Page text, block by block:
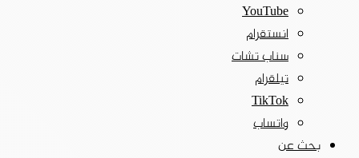
‫YouTube
انستقرام
سناب تشات
تيلقرام
‫TikTok
واتساب
بحث عن